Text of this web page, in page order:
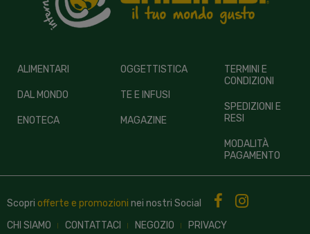
ALIMENTARI
DAL MONDO
ENOTECA
OGGETTISTICA
TE E INFUSI
MAGAZINE
TERMINI E
CONDIZIONI
SPEDIZIONI E
RESI
MODALITÀ
PAGAMENTO
Scopri offerte e promozioni nei nostri Social
CHI SIAMO
CONTATTACI NEGOZIO PRIVACY